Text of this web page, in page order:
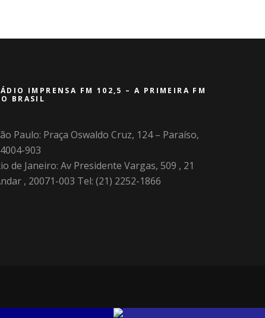
IMPRENSA FM 102,5 – A PRIMEIRA FM
BRASIL
Paulo: Praça Oswaldo Cruz, 124 – Paraíso,
903
de Janeiro: Av Presidente Vargas, 509 , 21
, 20071-003 Tel: (21) 2252-1866